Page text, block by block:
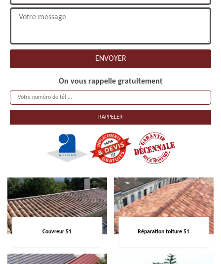
On vous rappelle gratuitement
Couvreur 51 Réparation toiture 51